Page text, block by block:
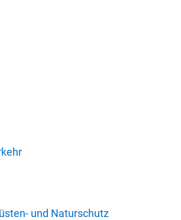
und Naturschutz